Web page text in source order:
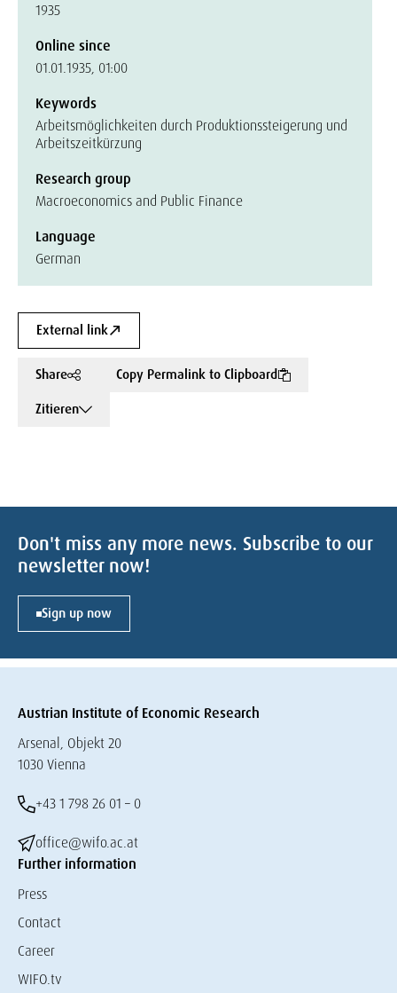
1935
Online since
01.01.1935, 01:00
Keywords
Arbeitsmöglichkeiten durch Produktionssteigerung und
Arbeitszeitkürzung
Research group
Macroeconomics and Public Finance
Language
German
External link
Share
Copy Permalink to Clipboard
Zitieren
Don't miss any more news. Subscribe to our
newsletter now!
Sign up now
Austrian Institute of Economic Research
Arsenal, Objekt 20
1030 Vienna
+43 1 798 26 01 – 0
office@wifo.ac.at
Further information
Press
Contact
Career
WIFO.tv